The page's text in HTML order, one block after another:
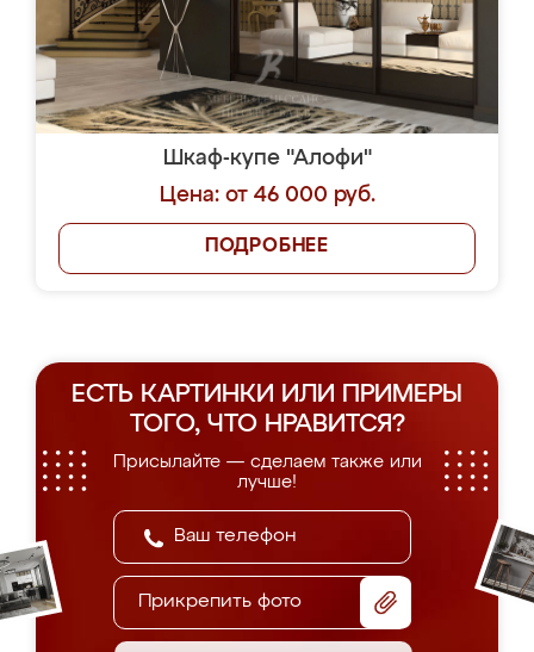
Шкаф-купе "Алофи"
Цена: от 46 000 руб.
ПОДРОБНЕЕ
ЕСТЬ КАРТИНКИ ИЛИ ПРИМЕРЫ
ТОГО, ЧТО НРАВИТСЯ?
Присылайте — сделаем также или
лучше!
Прикрепить фото